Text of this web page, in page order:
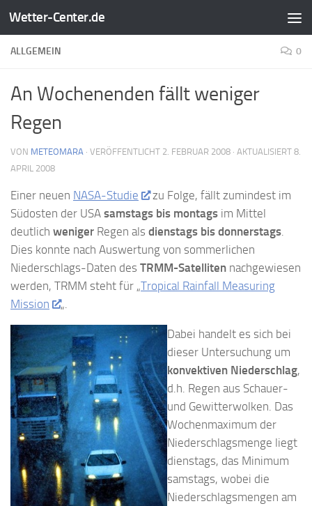
Zum Inhalt springen
Wetter-Center.de
ALLGEMEIN 0
An Wochenenden fällt weniger
Regen
VON METEOMARA · VERÖFFENTLICHT 2. FEBRUAR 2008 · AKTUALISIERT 8.
APRIL 2008
Einer neuen NASA-Studie
zu Folge, fällt zumindest im
Südosten der USA samstags bis montags im Mittel
deutlich weniger Regen als dienstags bis donnerstags.
Dies konnte nach Auswertung von sommerlichen
Niederschlags-Daten des TRMM-Satelliten nachgewiesen
werden, TRMM steht für „Tropical Rainfall Measuring
Mission
„.
Dabei handelt es sich bei
dieser Untersuchung um
konvektiven Niederschlag,
d.h. Regen aus Schauer-
und Gewitterwolken. Das
Wochenmaximum der
Niederschlagsmenge liegt
dienstags, das Minimum
samstags, wobei die
Niederschlagsmengen am